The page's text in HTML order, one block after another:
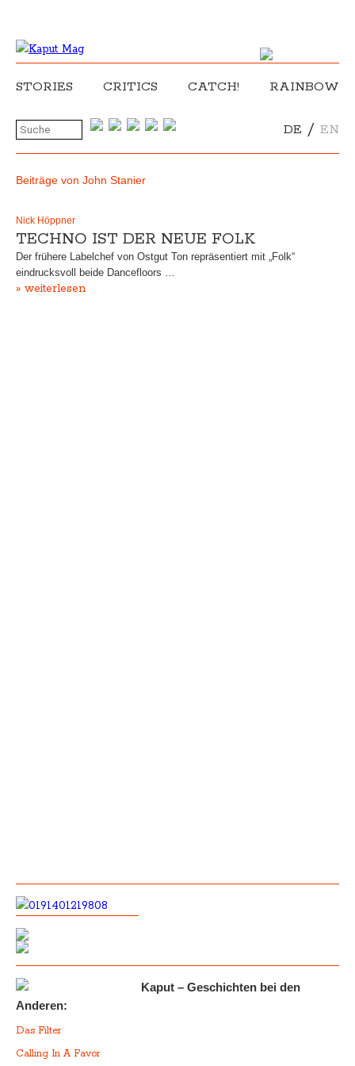
STORIES CRITICS CATCH! RAINBOW
DE / EN
Beiträge von John Stanier
Nick Höppner
TECHNO IST DER NEUE FOLK
Der frühere Labelchef von Ostgut Ton repräsentiert mit „Folk“
eindrucksvoll beide Dancefloors …
» weiterlesen
Kaput – Geschichten bei den
Anderen:
Das Filter
Calling In A Favor